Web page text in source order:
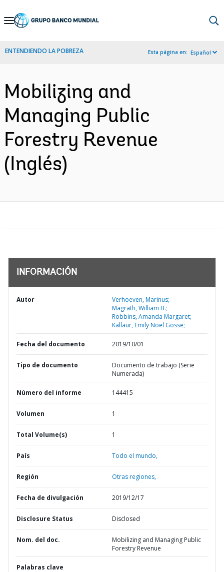
Skip
Navigation
ENTENDIENDO LA POBREZA Esta página en: Español
Mobilizing and
Managing Public
Forestry Revenue
(Inglés)
INFORMACIÓN
Autor
Verhoeven, Marinus;
Magrath, William B.;
Robbins, Amanda Margaret;
Kallaur, Emily Noel Gosse;
Fecha del documento 2019/10/01
Tipo de documento
Documento de trabajo (Serie
Numerada)
Número del informe 144415
Volumen 1
Total Volume(s) 1
País Todo el mundo,
Región Otras regiones,
Fecha de divulgación 2019/12/17
Disclosure Status Disclosed
Nom. del doc.
Mobilizing and Managing Public
Forestry Revenue
Palabras clave